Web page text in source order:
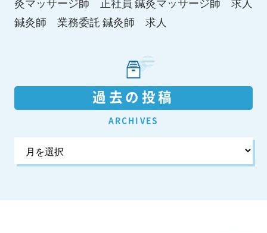
鍼灸師 業務委託 鍼灸師 求人
過去の投稿
ARCHIVES